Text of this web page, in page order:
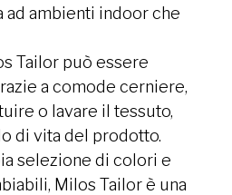
ad ambienti indoor che
Tailor può essere
a comode cerniere,
o lavare il tessuto,
di vita del prodotto.
selezione di colori e
Milos Tailor è una